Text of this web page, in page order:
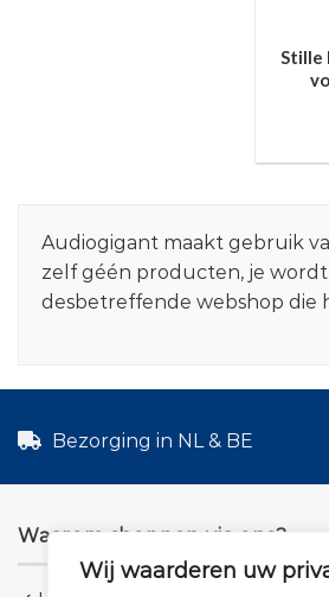
Wij waarderen uw
Stille
Audiogigant maakt gebruik
zelf géén producten, je
desbetreffende webshop die
Bezorging in NL & BE
Waarom shoppen via ons?